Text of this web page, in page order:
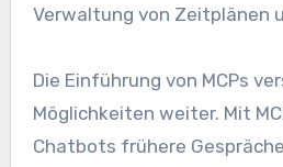
Verwaltung von Zeitplänen
Die Einführung von MCPs
Möglichkeiten weiter. Mit
Chatbots frühere